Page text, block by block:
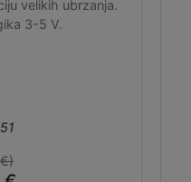
velikih ubrzanja.
3-5 V.